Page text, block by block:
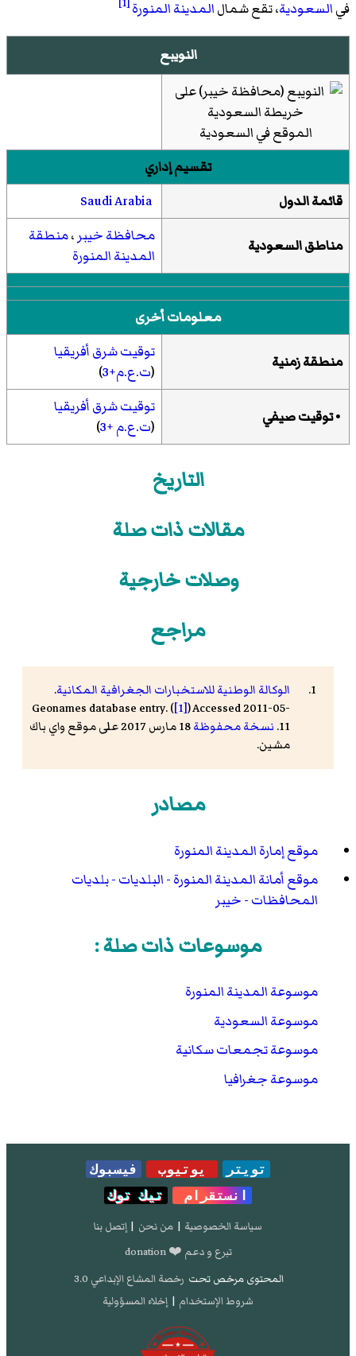
فيالسعودية، تقع شمالالمدينة المنورة
النويبع
الموقع في السعودية
تقسيم إداري
قائمة الدول
Saudi Arabia
مناطق السعودية محافظة خيبر ،منطقة
المدينة المنورة
معلومات أخرى
منطقة زمنية
توقيت شرق أفريقيا
(ت.ع.م+3 )
•توقيت صيفي
توقيت شرق أفريقيا
(ت.ع.م +3 )
التاريخ
مقالات ذات صلة
وصلات خارجية
مراجع
الوكالة الوطنية للاستخبارات الجغرافية المكانية.
Geonames database entry. ([1]) Accessed 2011-05-
11. نسخة محفوظة
18 مارس 2017 على موقع واي باك
مشين.
مصادر
موقع إمارة المدينة المنورة
موقع أمانة المدينة المنورة - البلديات - بلديات
المحافظات - خيبر
موسوعات ذات صلة :
موسوعة المدينة المنورة
موسوعة السعودية
موسوعة تجمعات سكانية
موسوعة جغرافيا
تويتر يوتيوب
فيسبوك
انستقرام
تيك توك
سياسة الخصوصية | من نحن | إتصل بنا
تبرع و دعم ❤️ donation
المحتوى مرخص تحت رخصة المشاع الإبداعي 3.0
شروط الإستخدام | إخلاء المسؤولية